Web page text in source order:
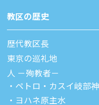
教区の歴史
歴代教区⻑
東京の巡礼地
⼈ －殉教者－
ペトロ・カスイ岐部
ヨハネ原主水